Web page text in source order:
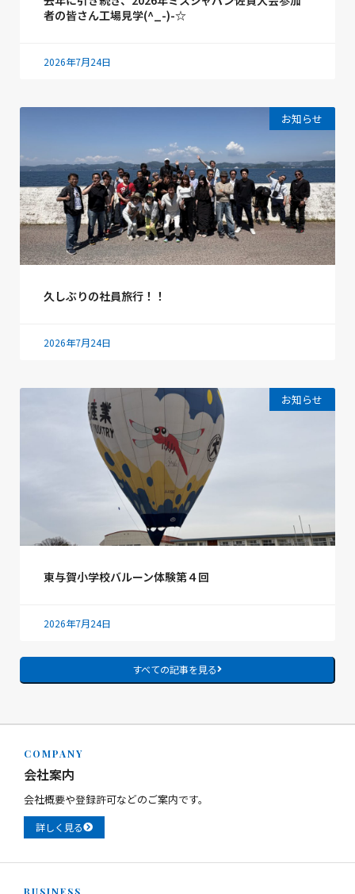
者の皆さん工場見学(^_-)-☆
2026年7月24日
お知らせ
久しぶりの社員旅行！！
2026年7月24日
お知らせ
東与賀小学校バルーン体験第４回
2026年7月24日
すべての記事を見る
COMPANY
会社案内
会社概要や登録許可などのご案内です。
詳しく見る